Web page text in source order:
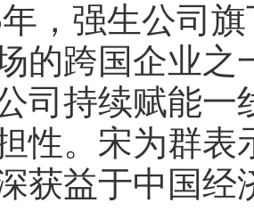
强生公司旗
的跨国企业
司持续赋能
性。宋为群表
获益于中国经